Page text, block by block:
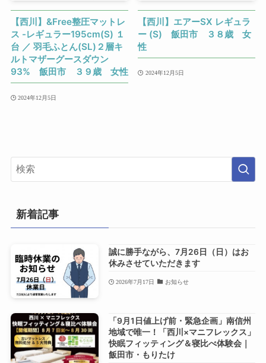
【西川】&Free整圧マットレ
ス -レギュラー195cm(S) １
台 ／ 羽毛ふとん(SL)２層キ
ルトマザーグースダウン
93% 飯田市 ３９歳 女性
2024年12月5日
【西川】エアーSX レギュラ
ー (S) 飯田市 ３８歳 女
性
2024年12月5日
新着記事
誠に勝手ながら、7月26日（日）はお
休みさせていただきます
2026年7月17日 お知らせ
「9月1日値上げ前・緊急企画」南信州
地域で唯一！「西川×マニフレックス」
快眠フィッティング＆寝比べ体験会｜
飯田市・もりたけ